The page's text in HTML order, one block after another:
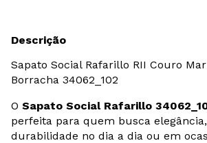
Descrição
Sapato Social Rafarillo RII Couro
Borracha 34062_102
O Sapato Social Rafarillo
perfeita para quem busca
durabilidade no dia a dia ou em